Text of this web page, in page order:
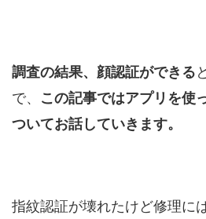
調査の結果、顔認証ができる
で、 この記事ではアプリを使
ついてお話していきます。
指紋認証が壊れたけど修理に